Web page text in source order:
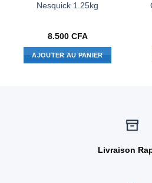
Nesquick 1.25kg
8.500 CFA
AJOUTER AU PANIER
Livraison